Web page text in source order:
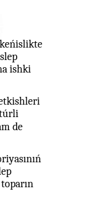
ishki
de